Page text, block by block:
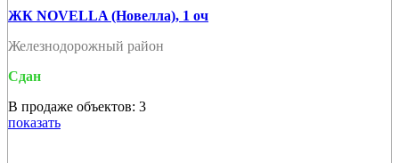
ЖК NOVELLA (Новелла), 1 оч
Железнодорожный район
Сдан
В продаже объектов: 3
показать